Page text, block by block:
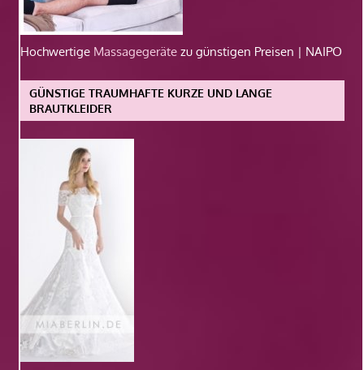
Hochwertige Massagegeräte zu günstigen Preisen | NAIPO
GÜNSTIGE TRAUMHAFTE KURZE UND LANGE
BRAUTKLEIDER